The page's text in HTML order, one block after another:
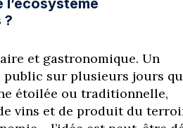
?
et gastronomique. Un
public sur plusieurs jours
étoilée ou traditionnelle,
vins et de produit du